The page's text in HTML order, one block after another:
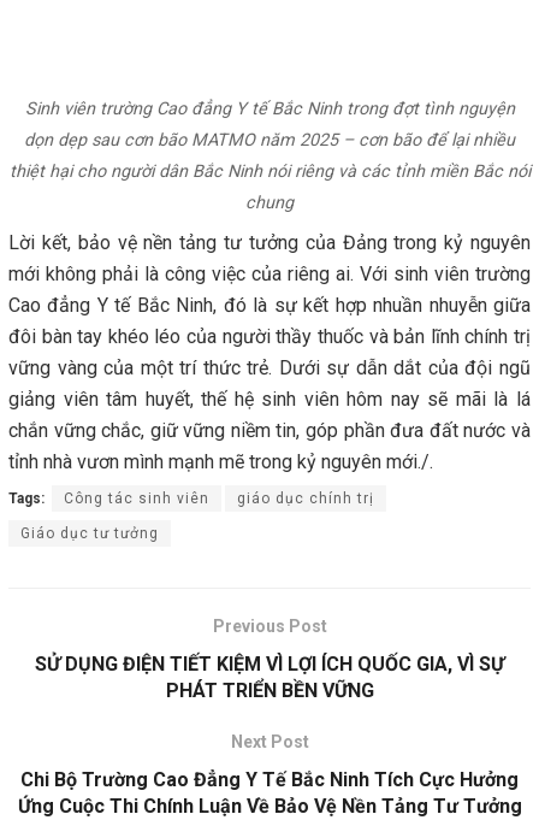
Sinh viên trường Cao đẳng Y tế Bắc Ninh trong đợt tình nguyện
dọn dẹp sau cơn bão MATMO năm 2025 – cơn bão để lại nhiều
thiệt hại cho người dân Bắc Ninh nói riêng và các tỉnh miền Bắc nói
chung
Lời kết, bảo vệ nền tảng tư tưởng của Đảng trong kỷ nguyên
mới không phải là công việc của riêng ai. Với sinh viên trường
Cao đẳng Y tế Bắc Ninh, đó là sự kết hợp nhuần nhuyễn giữa
đôi bàn tay khéo léo của người thầy thuốc và bản lĩnh chính trị
vững vàng của một trí thức trẻ. Dưới sự dẫn dắt của đội ngũ
giảng viên tâm huyết, thế hệ sinh viên hôm nay sẽ mãi là lá
chắn vững chắc, giữ vững niềm tin, góp phần đưa đất nước và
tỉnh nhà vươn mình mạnh mẽ trong kỷ nguyên mới./.
Tags: Công tác sinh viên giáo dục chính trị
Giáo dục tư tưởng
Previous Post
SỬ DỤNG ĐIỆN TIẾT KIỆM VÌ LỢI ÍCH QUỐC GIA, VÌ SỰ
PHÁT TRIỂN BỀN VỮNG
Next Post
Chi Bộ Trường Cao Đẳng Y Tế Bắc Ninh Tích Cực Hưởng
Ứng Cuộc Thi Chính Luận Về Bảo Vệ Nền Tảng Tư Tưởng